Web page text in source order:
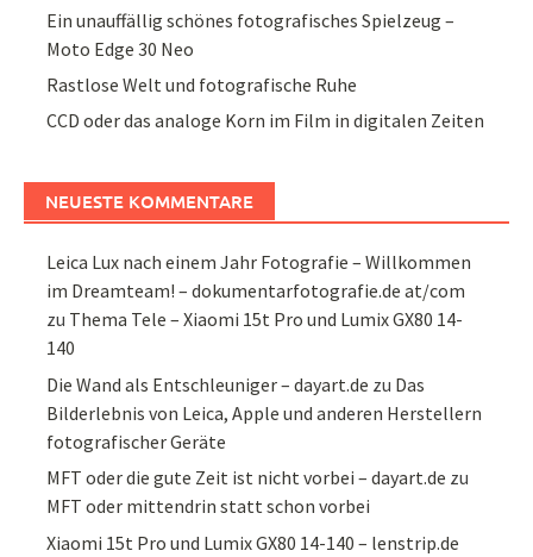
Ein unauffällig schönes fotografisches Spielzeug –
Moto Edge 30 Neo
Rastlose Welt und fotografische Ruhe
CCD oder das analoge Korn im Film in digitalen Zeiten
NEUESTE KOMMENTARE
Leica Lux nach einem Jahr Fotografie – Willkommen
im Dreamteam! – dokumentarfotografie.de at/com
zu Thema Tele – Xiaomi 15t Pro und Lumix GX80 14-
140
Die Wand als Entschleuniger – dayart.de zu Das
Bilderlebnis von Leica, Apple und anderen Herstellern
fotografischer Geräte
MFT oder die gute Zeit ist nicht vorbei – dayart.de zu
MFT oder mittendrin statt schon vorbei
Xiaomi 15t Pro und Lumix GX80 14-140 – lenstrip.de